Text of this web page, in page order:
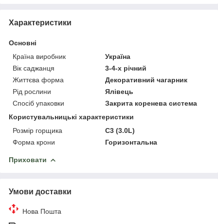
Характеристики
Основні
Країна виробник
Україна
Вік саджанця
3-4-х річний
Життєва форма
Декоративний чагарник
Рід рослини
Ялівець
Спосіб упаковки
Закрита коренева система
Користувальницькі характеристики
Розмір горщика
C3 (3.0L)
Форма крони
Горизонтальна
Приховати
Умови доставки
Нова Пошта